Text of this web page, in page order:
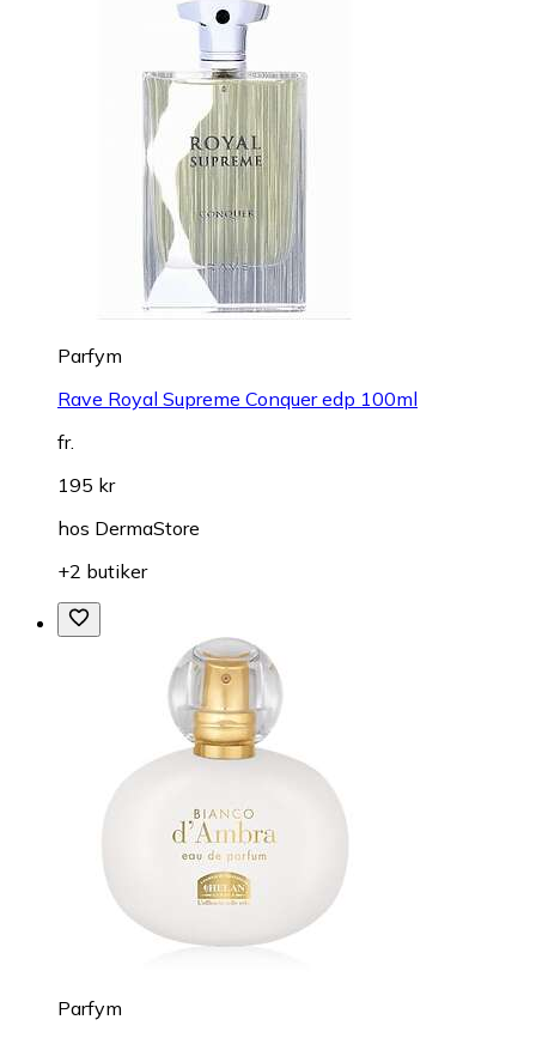
Parfym
Rave Royal Supreme Conquer edp 100ml
fr.
195 kr
hos DermaStore
+2 butiker
Parfym